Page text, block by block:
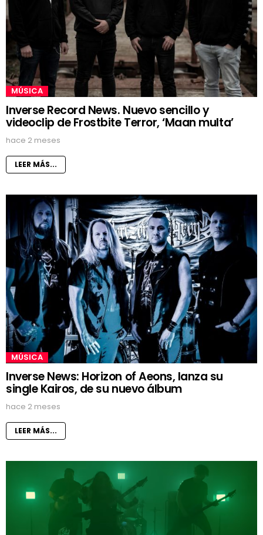
MÚSICA
Inverse Record News. Nuevo sencillo y
videoclip de Frostbite Terror, ‘Maan multa’
hace 2 meses
LEER MÁS...
MÚSICA
Inverse News: Horizon of Aeons, lanza su
single Kairos, de su nuevo álbum
hace 2 meses
LEER MÁS...